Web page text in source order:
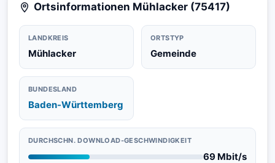
Ortsinformationen Mühlacker (75417)
LANDKREIS
Mühlacker
ORTSTYP
Gemeinde
BUNDESLAND
Baden-Württemberg
DURCHSCHN. DOWNLOAD-GESCHWINDIGKEIT
69 Mbit/s